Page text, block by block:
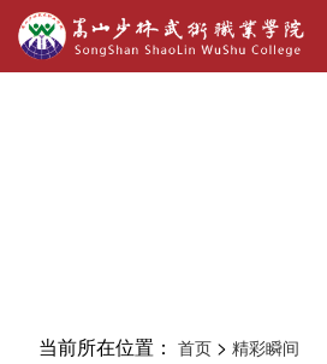
当前所在位置： 首页> 精彩瞬间